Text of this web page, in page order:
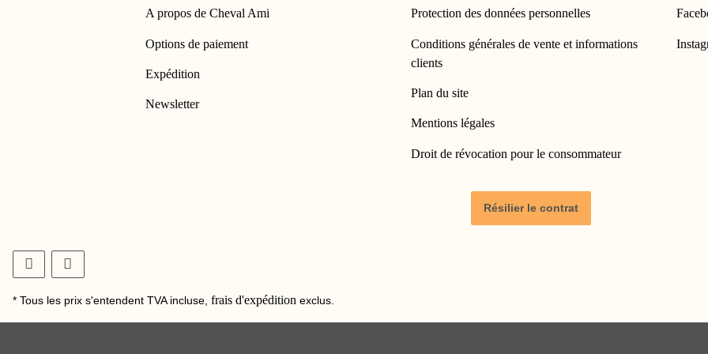
A propos de Cheval Ami
Options de paiement
Expédition
Newsletter
Protection des données personnelles
Conditions générales de vente et informations
clients
Plan du site
Mentions légales
Droit de révocation pour le consommateur
Résilier le contrat
* Tous les prix s'entendent TVA incluse, frais d'expédition exclus.